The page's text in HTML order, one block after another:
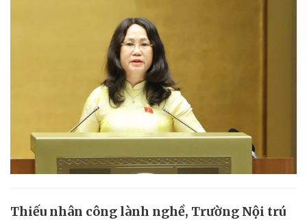
Thiếu nhân công lành nghề, Trường Nội trú